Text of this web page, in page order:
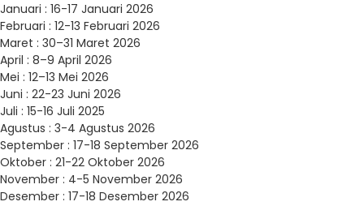
Januari : 16-17 Januari 2026
Februari : 12-13 Februari 2026
Maret : 30–31 Maret 2026
April : 8–9 April 2026
Mei : 12–13 Mei 2026
Juni : 22-23 Juni 2026
Juli : 15-16 Juli 2025
Agustus : 3-4 Agustus 2026
September : 17-18 September 2026
Oktober : 21-22 Oktober 2026
November : 4-5 November 2026
Desember : 17-18 Desember 2026